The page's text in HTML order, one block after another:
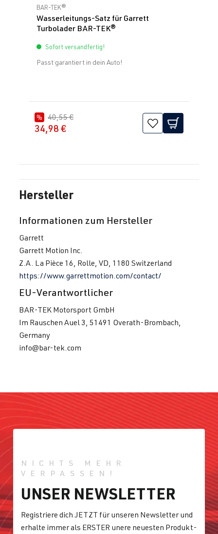
Durchschnittliche Bewertung von 5 von 5 Sternen
BAR-TEK®
Wasserleitungs-Satz für Garrett
Turbolader BAR-TEK®
Sofort versandfertig!
Passt garantiert in dein Auto!
% 40,55 €
34,98 €
Hersteller
Informationen zum Hersteller
Garrett
Garrett Motion Inc.
Z.A. La Pièce 16, Rolle, VD, 1180 Switzerland
https://www.garrettmotion.com/contact/
EU-Verantwortlicher
BAR-TEK Motorsport GmbH
Im Rauschen Auel 3, 51491 Overath-Brombach,
Germany
info@bar-tek.com
NICHTS MEHR
VERPASSEN!
UNSER NEWSLETTER
Registriere dich JETZT für unseren Newsletter und
erhalte immer als ERSTER unere neuesten Produkt-